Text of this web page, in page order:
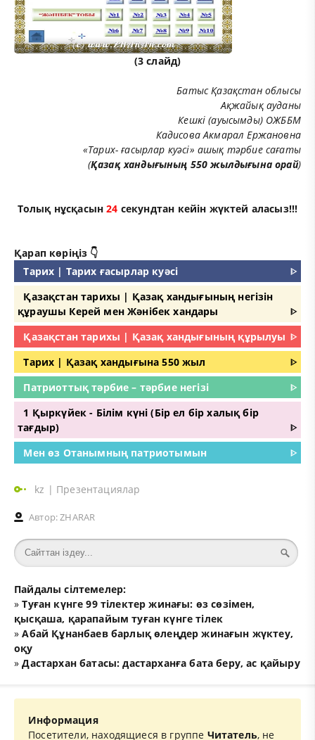
(3 слайд)
Батыс Қазақстан облысы
Ақжайық ауданы
Кешкі (ауысымды) ОЖББМ
Кадисова Акмарал Ержановна
«Тарих- ғасырлар куәсі» ашық тәрбие сағаты
(Қазақ хандығының 550 жылдығына орай)
Толық нұсқасын24 секундтан кейін жүктей аласыз!!!
Қарап көріңіз 👇
Тарих | Тарих ғасырлар куәсі
ᐈ
Қазақстан тарихы | Қазақ хандығының негізін
құраушы Керей мен Жәнібек хандары
ᐈ
Қазақстан тарихы | Қазақ хандығының құрылуы ᐈ
Тарих | Қазақ хандығына 550 жыл
ᐈ
Патриоттық тәрбие – тәрбие негізі
ᐈ
1 Қыркүйек - Білім күні (Бір ел бір халық бір
тағдыр)
ᐈ
Мен өз Отанымның патриотымын
ᐈ
kz | Презентациялар
Автор:ZHARAR
Пайдалы сілтемелер:
»Туған күнге 99 тілектер жинағы: өз сөзімен,
қысқаша, қарапайым туған күнге тілек
»Абай Құнанбаев барлық өлеңдер жинағын жүктеу,
оқу
»Дастархан батасы: дастарханға бата беру, ас қайыру
Информация
Посетители, находящиеся в группе Читатель, не